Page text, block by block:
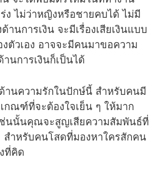
ง ไม่ว่าหญิงหรือชายคบได้ ไม่มี
นการเงิน จะมีเรื่องเสียเงินแบบ
งตัวเอง อาจจะมีคนมาขอความ
นการเงินก็เป็นได้
านความรักในปักษ์นี้ สำหรับคนมี
กณฑ์ที่จะต้องใจเย็น ๆ ให้มาก
ช่นนั้นคุณจะสูญเสียความสัมพันธ์ที่
สำหรับคนโสดที่มองหาใครสักคน
ที่คิด